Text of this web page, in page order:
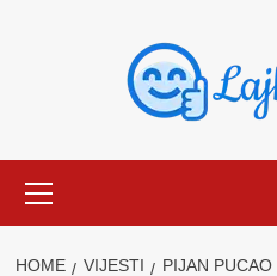
Menu
HOME VIJESTI
PIJAN PUCAO